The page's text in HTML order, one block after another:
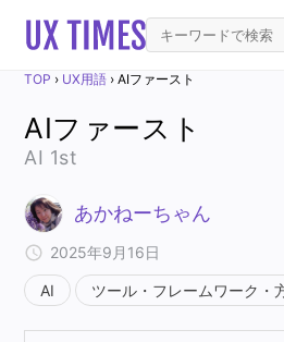
TOP › UX用語 ›AIファースト
AIファースト
AI 1st
あかねーちゃん
2025年9月16日
AI ツール・フレームワーク・